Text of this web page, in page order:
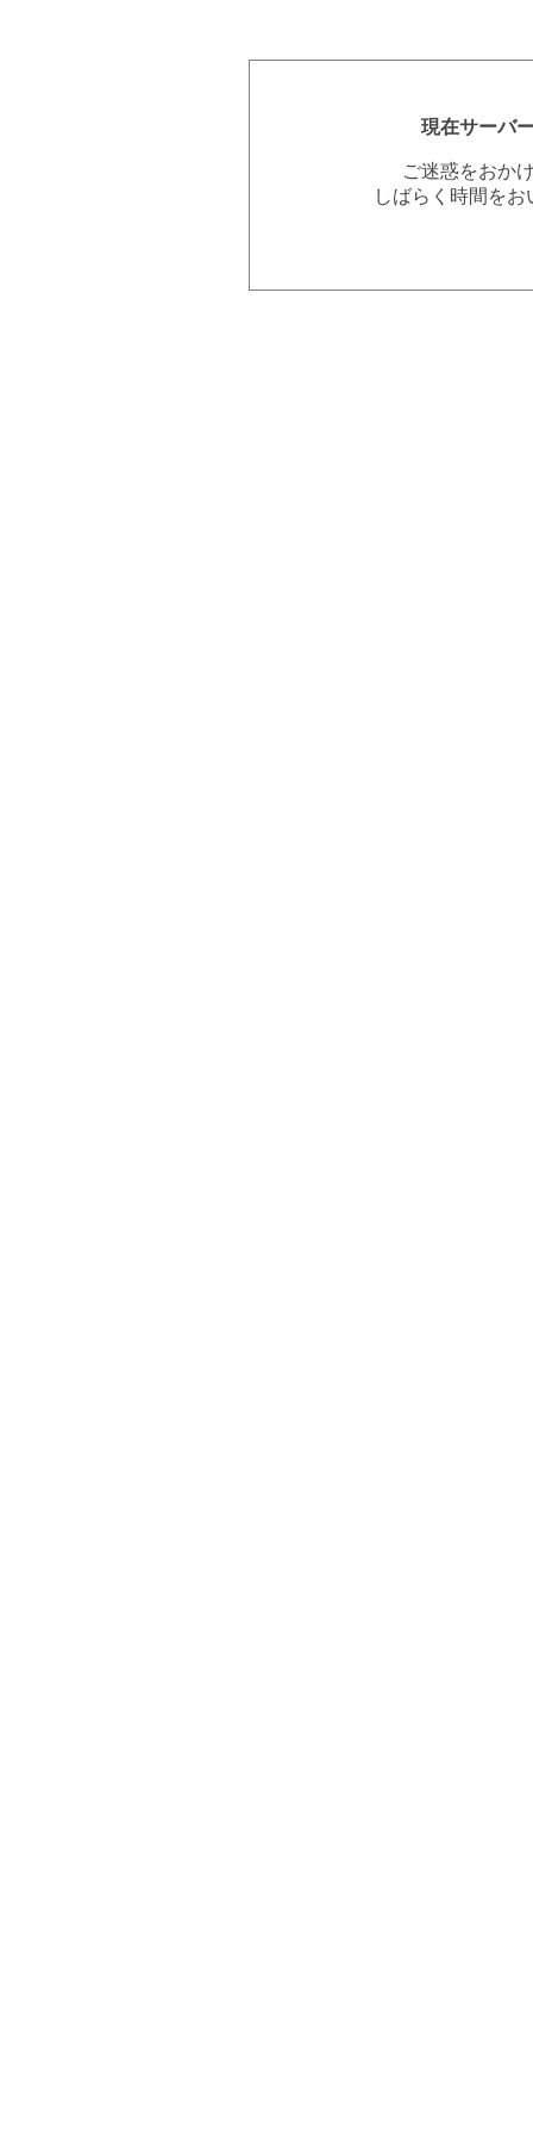
現在サーバ
ご迷惑をおか
しばらく時間を